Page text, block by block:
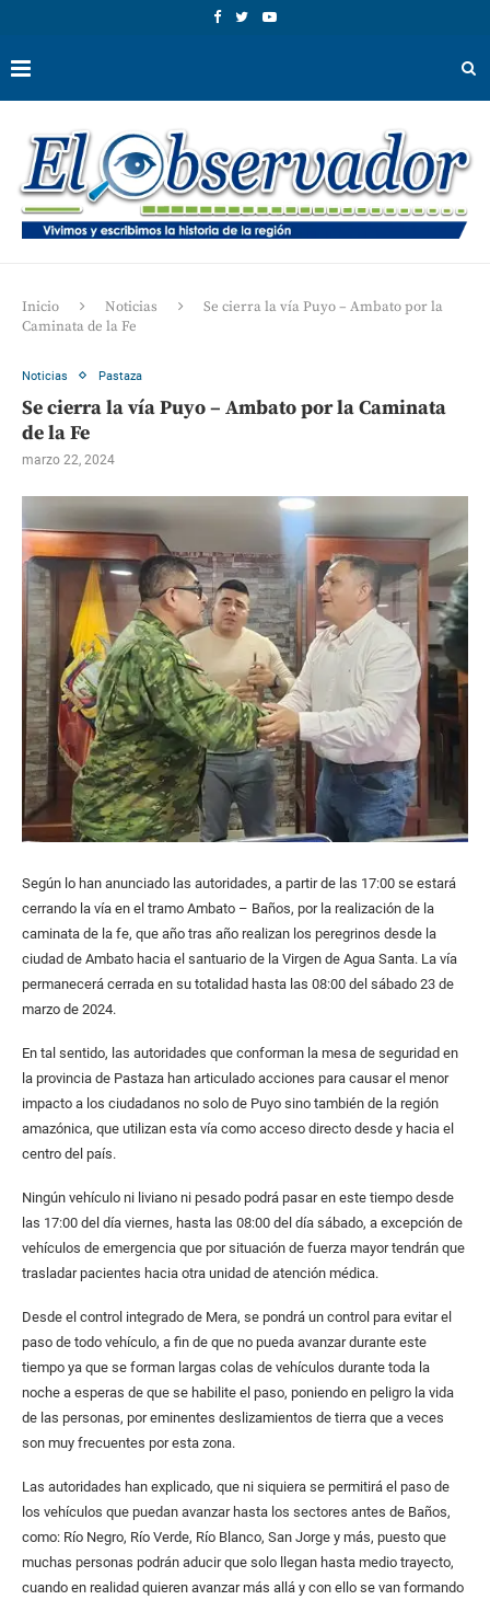
Inicio Noticias
Se cierra la vía Puyo – Ambato por la
Caminata de la Fe
Noticias Pastaza
Se cierra la vía Puyo – Ambato por la Caminata
de la Fe
marzo 22, 2024
Según lo han anunciado las autoridades, a partir de las 17:00 se estará
cerrando la vía en el tramo Ambato – Baños, por la realización de la
caminata de la fe, que año tras año realizan los peregrinos desde la
ciudad de Ambato hacia el santuario de la Virgen de Agua Santa. La vía
permanecerá cerrada en su totalidad hasta las 08:00 del sábado 23 de
marzo de 2024.
En tal sentido, las autoridades que conforman la mesa de seguridad en
la provincia de Pastaza han articulado acciones para causar el menor
impacto a los ciudadanos no solo de Puyo sino también de la región
amazónica, que utilizan esta vía como acceso directo desde y hacia el
centro del país.
Ningún vehículo ni liviano ni pesado podrá pasar en este tiempo desde
las 17:00 del día viernes, hasta las 08:00 del día sábado, a excepción de
vehículos de emergencia que por situación de fuerza mayor tendrán que
trasladar pacientes hacia otra unidad de atención médica.
Desde el control integrado de Mera, se pondrá un control para evitar el
paso de todo vehículo, a fin de que no pueda avanzar durante este
tiempo ya que se forman largas colas de vehículos durante toda la
noche a esperas de que se habilite el paso, poniendo en peligro la vida
de las personas, por eminentes deslizamientos de tierra que a veces
son muy frecuentes por esta zona.
Las autoridades han explicado, que ni siquiera se permitirá el paso de
los vehículos que puedan avanzar hasta los sectores antes de Baños,
como: Río Negro, Río Verde, Río Blanco, San Jorge y más, puesto que
muchas personas podrán aducir que solo llegan hasta medio trayecto,
cuando en realidad quieren avanzar más allá y con ello se van formando